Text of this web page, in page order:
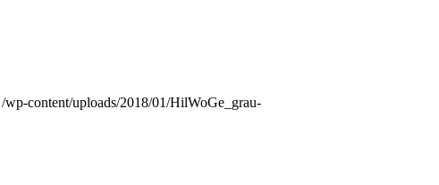
/wp-content/uploads/2018/01/HilWoGe_grau-